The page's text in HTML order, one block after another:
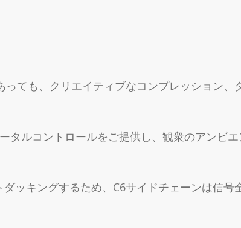
ても、クリエイティブなコンプレッション、
タルコントロールをご提供し、観衆のアンビ
ッキングするため、C6サイドチェーンは信号